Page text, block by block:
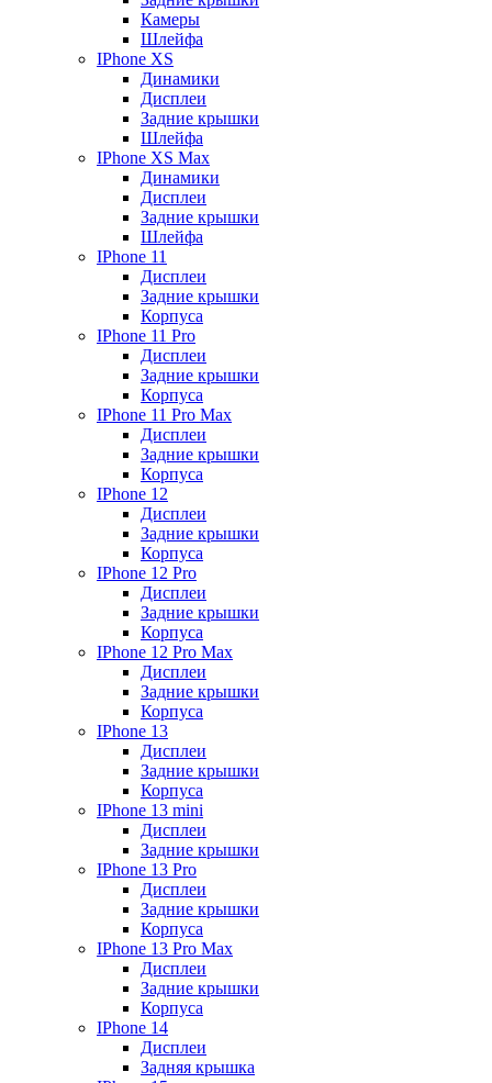
Камеры
Шлейфа
IPhone XS
Динамики
Дисплеи
Задние крышки
Шлейфа
IPhone XS Max
Динамики
Дисплеи
Задние крышки
Шлейфа
IPhone 11
Дисплеи
Задние крышки
Корпуса
IPhone 11 Pro
Дисплеи
Задние крышки
Корпуса
IPhone 11 Pro Max
Дисплеи
Задние крышки
Корпуса
IPhone 12
Дисплеи
Задние крышки
Корпуса
IPhone 12 Pro
Дисплеи
Задние крышки
Корпуса
IPhone 12 Pro Max
Дисплеи
Задние крышки
Корпуса
IPhone 13
Дисплеи
Задние крышки
Корпуса
IPhone 13 mini
Дисплеи
Задние крышки
IPhone 13 Pro
Дисплеи
Задние крышки
Корпуса
IPhone 13 Pro Max
Дисплеи
Задние крышки
Корпуса
IPhone 14
Дисплеи
Задняя крышка